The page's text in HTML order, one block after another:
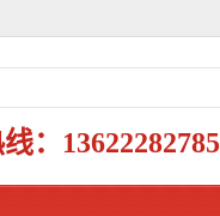
： 13622282785